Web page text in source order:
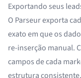
Exportando seus
O Parseur exporta
exato em que os
re-inserção manual.
campos de cada
estrutura